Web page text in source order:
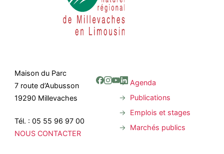
Maison du Parc
7 route d’Aubusson
19290 Millevaches
Tél. : 05 55 96 97 00
NOUS CONTACTER
Agenda
Publications
Emplois et stages
Marchés publics